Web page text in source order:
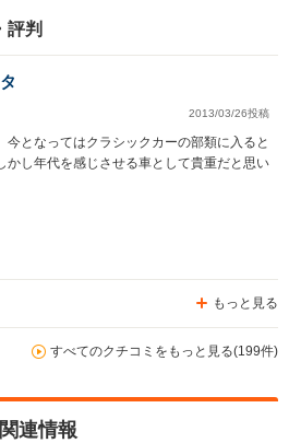
評判
2013/03/26投稿
今となってはクラシックカーの部類に入ると
かし年代を感じさせる車として貴重だと思い
もっと見る
すべてのクチコミをもっと見る(199件)
連情報